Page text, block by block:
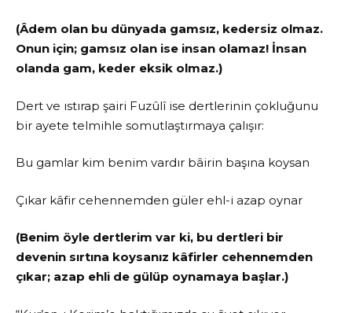
(Âdem olan bu dünyada gamsız, kedersiz olmaz.
Onun için; gamsız olan ise insan olamaz! İnsan
olanda gam, keder eksik olmaz.)
Dert ve ıstırap şairi Fuzûlî ise dertlerinin çokluğunu
bir ayete telmihle somutlaştırmaya çalışır:
Bu gamlar kim benim vardır bâirin başına koysan
Çıkar kâfir cehennemden güler ehl-i azap oynar
(Benim öyle dertlerim var ki, bu dertleri bir
devenin sırtına koysanız kâfirler cehennemden
çıkar; azap ehli de gülüp oynamaya başlar.)